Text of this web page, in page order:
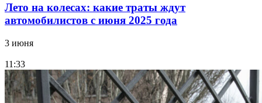
Лето на колесах: какие траты ждут
автомобилистов с июня 2025 года
3 июня
11:33